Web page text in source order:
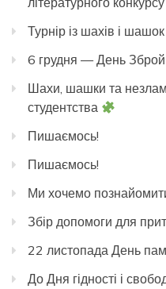
Турнір із шахів і
6 грудня — День
Шахи, шашки та
студентства
Пишаємось!
Пишаємось!
Ми хочемо
Збір допомоги для
22 листопада День
До Дня гідності і